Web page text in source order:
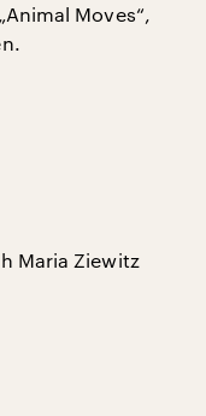
Moves“,
Maria Ziewitz